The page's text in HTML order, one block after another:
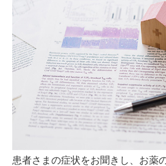
患者さまの症状をお聞きし、お薬